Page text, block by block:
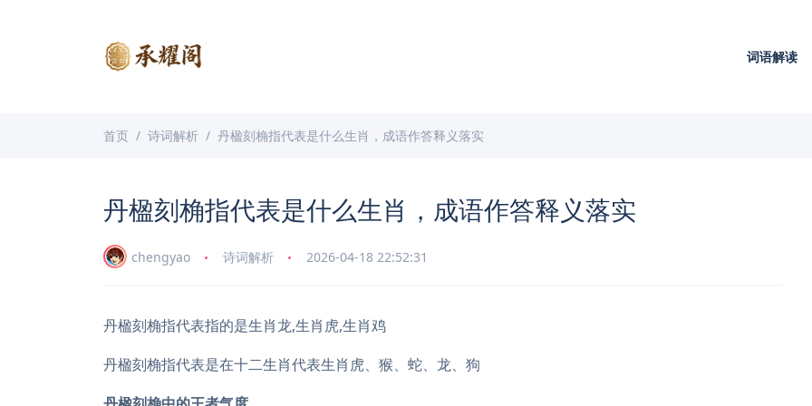
词语解读
首页 诗词解析 丹楹刻桷指代表是什么生肖，成语作答释义落实
丹楹刻桷指代表是什么生肖，成语作答释义落实
chengyao 诗词解析 2026-04-18 22:52:31
丹楹刻桷指代表指的是生肖龙,生肖虎,生肖鸡
丹楹刻桷指代表是在十二生肖代表生肖虎、猴、蛇、龙、狗